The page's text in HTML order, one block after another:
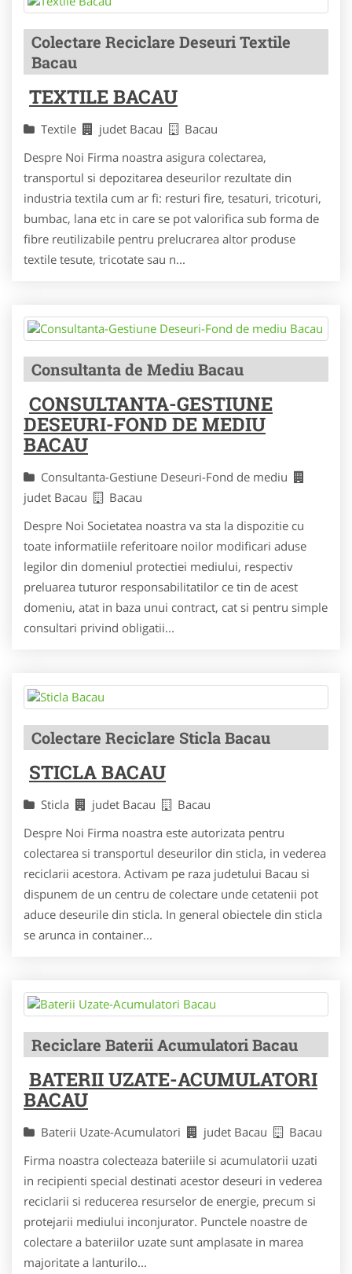
Colectare Reciclare Deseuri Textile
Bacau
TEXTILE BACAU
Textile judet Bacau
Bacau
Despre Noi Firma noastra asigura colectarea,
transportul si depozitarea deseurilor rezultate din
industria textila cum ar fi: resturi fire, tesaturi, tricoturi,
bumbac, lana etc in care se pot valorifica sub forma de
fibre reutilizabile pentru prelucrarea altor produse
textile tesute, tricotate sau n...
Consultanta de Mediu Bacau
CONSULTANTA-GESTIUNE
DESEURI-FOND DE MEDIU
BACAU
Consultanta-Gestiune Deseuri-Fond de mediu
judet Bacau
Bacau
Despre Noi Societatea noastra va sta la dispozitie cu
toate informatiile referitoare noilor modificari aduse
legilor din domeniul protectiei mediului, respectiv
preluarea tuturor responsabilitatilor ce tin de acest
domeniu, atat in baza unui contract, cat si pentru simple
consultari privind obligatii...
Colectare Reciclare Sticla Bacau
STICLA BACAU
Sticla judet Bacau
Bacau
Despre Noi Firma noastra este autorizata pentru
colectarea si transportul deseurilor din sticla, in vederea
reciclarii acestora. Activam pe raza judetului Bacau si
dispunem de un centru de colectare unde cetatenii pot
aduce deseurile din sticla. In general obiectele din sticla
se arunca in container...
Reciclare Baterii Acumulatori Bacau
BATERII UZATE-ACUMULATORI
BACAU
Baterii Uzate-Acumulatori judet Bacau
Bacau
Firma noastra colecteaza bateriile si acumulatorii uzati
in recipienti special destinati acestor deseuri in vederea
reciclarii si reducerea resurselor de energie, precum si
protejarii mediului inconjurator. Punctele noastre de
colectare a bateriilor uzate sunt amplasate in marea
majoritate a lanturilo...